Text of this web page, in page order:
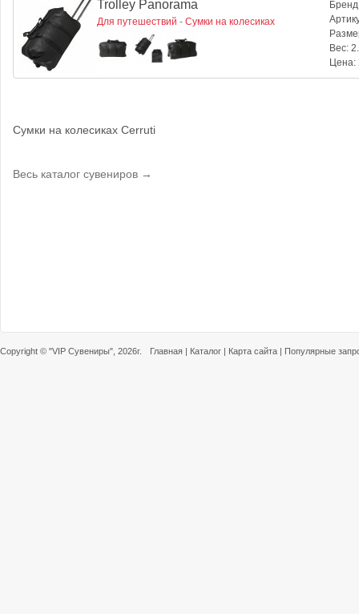
Trolley Panorama
Для путешествий - Сумки на колесиках
Вес:
Цена:
Сумки на колесиках Cerruti
Весь каталог сувениров →
Copyright © "VIP Сувениры" , 2026г. Главная | Каталог | Карта сайта | Популярные